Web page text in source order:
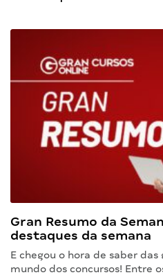
Gran Resumo da
destaques da semana
E chegou o hora de saber
mundo dos concursos! Entre